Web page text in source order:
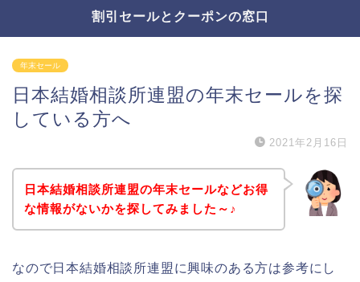
割引セールとクーポンの窓口
年末セール
日本結婚相談所連盟の年末セールを探
している方へ
2021年2月16日
日本結婚相談所連盟の年末セールなどお得
な情報がないかを探してみました～♪
なので日本結婚相談所連盟に興味のある方は参考にし